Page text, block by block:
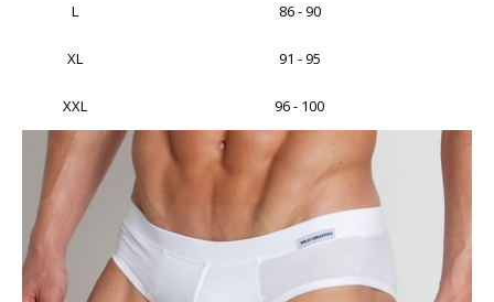
L 86 - 90
XL 91 - 95
XXL 96 - 100